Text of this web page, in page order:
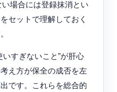
場合には登録抹消とい
セットで理解しておく
いすぎないこと”が肝心
え方が保全の成否を左
です。これらを総合的